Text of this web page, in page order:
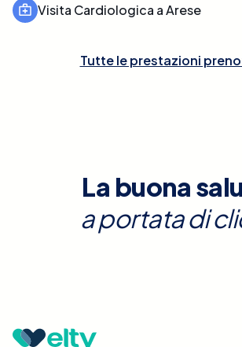
Visita Cardiologica a Arese
Tutte le prestazioni
La buona
a portata di